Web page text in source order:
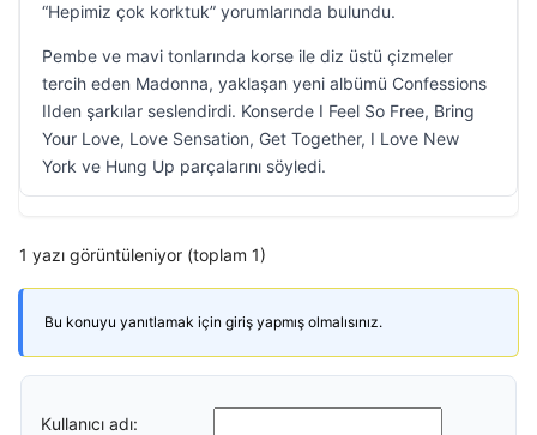
“Hepimiz çok korktuk” yorumlarında bulundu.
Pembe ve mavi tonlarında korse ile diz üstü çizmeler
tercih eden Madonna, yaklaşan yeni albümü Confessions
IIden şarkılar seslendirdi. Konserde I Feel So Free, Bring
Your Love, Love Sensation, Get Together, I Love New
York ve Hung Up parçalarını söyledi.
1 yazı görüntüleniyor (toplam 1)
Bu konuyu yanıtlamak için giriş yapmış olmalısınız.
Kullanıcı adı: